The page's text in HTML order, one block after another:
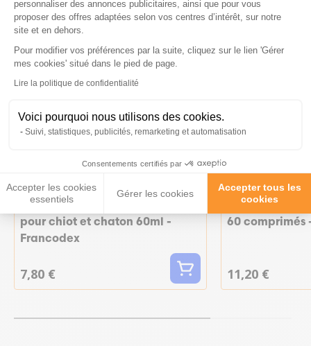
personnaliser des annonces publicitaires, ainsi que pour vous
proposer des offres adaptées selon vos centres d’intérêt, sur notre
site et en dehors.
Pour modifier vos préférences par la suite, cliquez sur le lien 'Gérer
mes cookies' situé dans le pied de page.
Lire la politique de confidentialité
Voici pourquoi nous utilisons des cookies.
Suivi, statistiques, publicités, remarketing et automatisation
Consentements certifiés par
Accepter les cookies
essentiels
Gérer les cookies
Accepter tous les
cookies
Axeptio consent
Soin oreilles lotion nettoyante
pour chiot et chaton 60ml -
Francodex
7,80 €
Dentifrice à
60 comprimés
11,20 €